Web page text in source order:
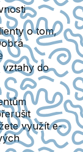
o tom,
vztahy do
využít e-